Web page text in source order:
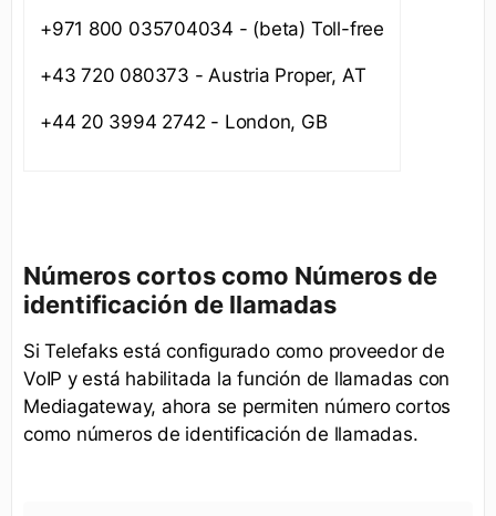
+971 800 035704034 - (beta) Toll-free
+43 720 080373 - Austria Proper, AT
+44 20 3994 2742 - London, GB
Números cortos como Números de
identificación de llamadas
Si Telefaks está configurado como proveedor de
VoIP y está habilitada la función de llamadas con
Mediagateway, ahora se permiten número cortos
como números de identificación de llamadas.